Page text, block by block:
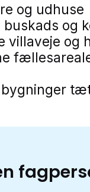
og udhuse
og
villaveje og
bygninger